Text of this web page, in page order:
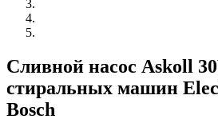
Сливной насос Askoll
стиральных машин
Bosch